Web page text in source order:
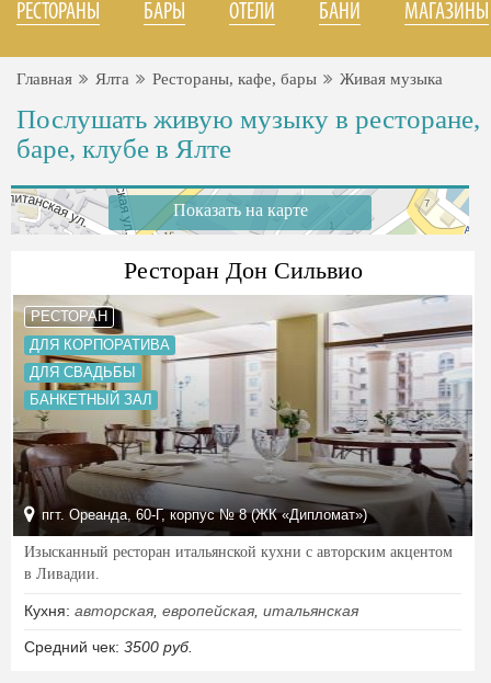
РЕСТОРАНЫ БАРЫ ОТЕЛИ БАНИ МАГАЗИНЫ
Главная Ялта Рестораны, кафе, бары Живая музыка
Послушать живую музыку в ресторане,
баре, клубе в Ялте
Показать на карте
Ресторан Дон Сильвио
РЕСТОРАН
ДЛЯ КОРПОРАТИВА
ДЛЯ СВАДЬБЫ
БАНКЕТНЫЙ ЗАЛ
пгт. Ореанда, 60-Г, корпус № 8 (ЖК «Дипломат»)
Изысканный ресторан итальянской кухни с авторским акцентом
в Ливадии.
Кухня: авторская европейская итальянская
Средний чек: 3500 руб.